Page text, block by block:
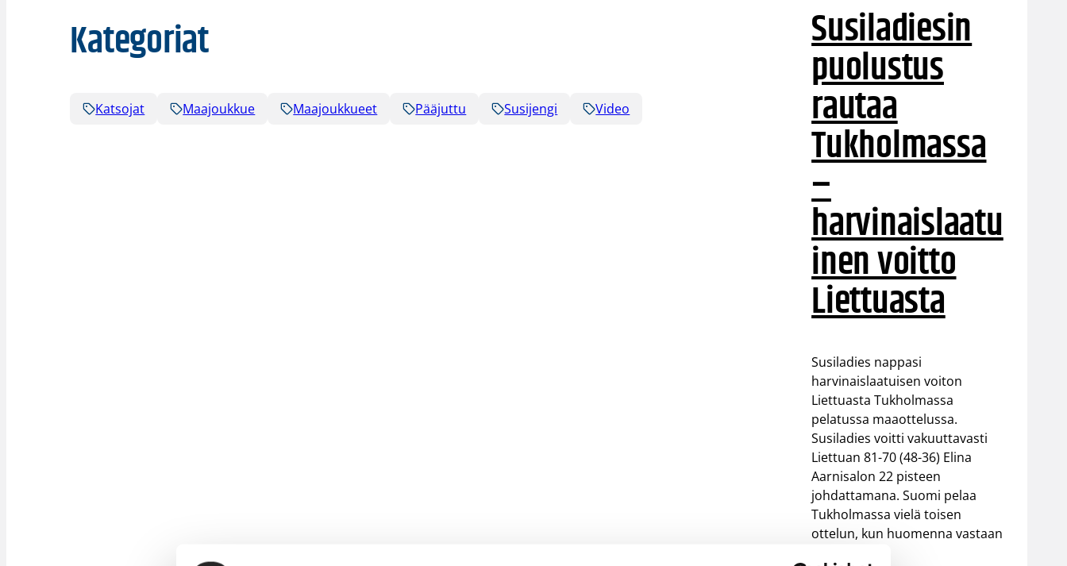
Kategoriat
Katsojat Maajoukkue Maajoukkueet Pääjuttu Susijengi Video
Susiladiesin
puolustus
rautaa
Tukholmassa
–
harvinaislaatu
inen voitto
Liettuasta
Susiladies nappasi
harvinaislaatuisen voiton
Liettuasta Tukholmassa
pelatussa maaottelussa.
Susiladies voitti vakuuttavasti
Liettuan 81-70 (48-36) Elina
Aarnisalon 22 pisteen
johdattamana. Suomi pelaa
Tukholmassa vielä toisen
ottelun, kun huomenna vastaan